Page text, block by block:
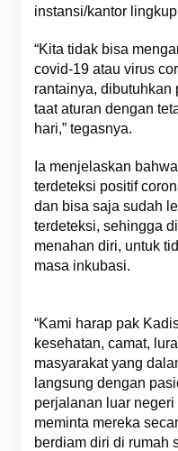
instansi/kantor
“Kita tidak bisa
covid-19 atau virus
rantainya, dibutuhkan
taat aturan dengan
hari,” tegasnya.
Ia menjelaskan
terdeteksi positif
dan bisa saja sudah
terdeteksi, sehingga
menahan diri, untuk
masa inkubasi.
“Kami harap pak
kesehatan, camat,
masyarakat yang
langsung dengan
perjalanan luar
meminta mereka
berdiam diri di rumah